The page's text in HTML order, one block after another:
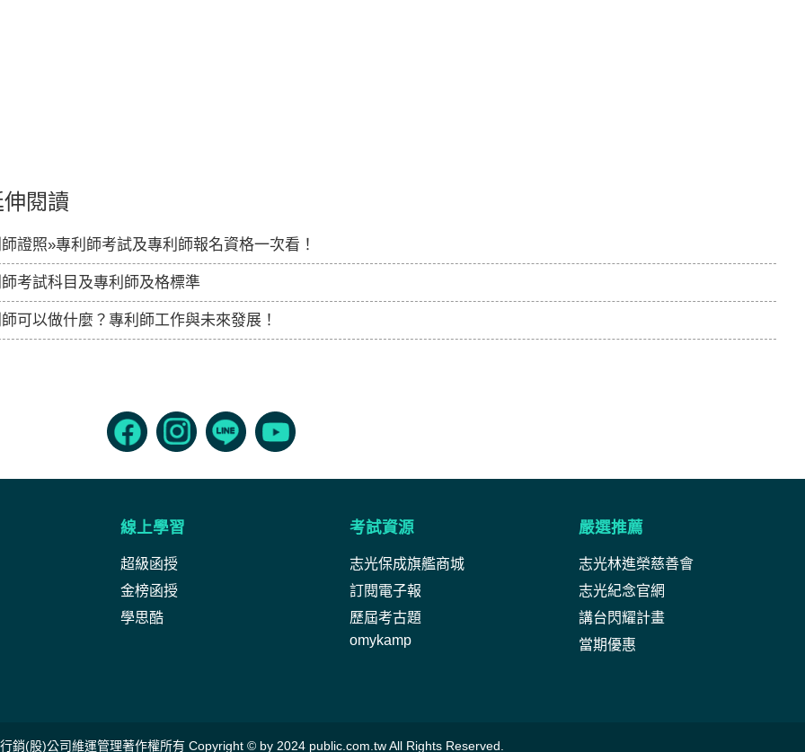
伸閱讀
證照»專利師考試及專利師報名資格一次看！
考試科目及專利師及格標準
可以做什麼？專利師工作與未來發展！
線上學習
超級函授
金榜函授
學思酷
考試資源
志光保成旗艦商城
訂閱電子報
歷屆考古題
omykamp
嚴選推薦
志光林進榮慈善會
志光紀念官網
講台閃耀計畫
當期優惠
銷(股)公司維運管理著作權所有 Copyright © by 2024 public.com.tw All Rights Reserved.